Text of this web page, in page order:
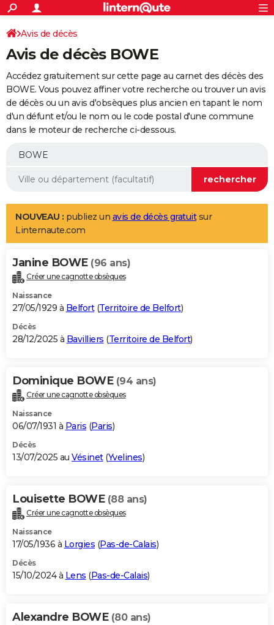
ACTUALITÉS
Politique
Société
Faits Divers
Education
Monde
Villes
+
SPORT
Coupe du monde 2026
Football
Tennis
Cyclisme
Rugby
Forum
Programme TV
TNT
Streaming
Cinéma
Sorties cinéma
Musique
+
FINANCE
Retraite
Impôts
Epargne
Immobilier
Risques naturels par ville
Banque
Assurance
Crédit
AUTO
Essais
Réserver un essai
Citadines
Berlines
SUV
Forum auto
+
Mobiles
Meilleur smartphone
Internet
Ordinateurs
Jeux vidéo
Guide high-tech
Aménagement intérieur
LIFESTYLE
Art de vivre
Bien-être
Loisirs
Mode
Modes de vie
Alimentation
Guide de la santé
Maladies
Médicaments
Sommeil
VOYAGE
Destinations
City break
Voyage nature
Voyage de noces
Forum
Climat
+PHOTO
GUIDES D'ACHAT
BONS PLANS
Carte de Noël
Carte Bonne année
Carte Saint-Valentin
Carte Pâques
Carte d'anniversaire
DICTIONNAIRE
Dictionnaire
Biographies
Citations
Expressions
Proverbes
PROGRAMME TV
S'inscrire
Se connecter
Lycées
Collèges
Primaires
Universités
Entreprises
Service militaire
Avis de recherche
AVIS DE DÉCÈS
Bricolage
Lifestyle
Culture
Sport
Auto
Television
Voyage
Cinema
Avis de décès
Avis de décès BOWE
Accédez gratuitement sur cette page au carnet des décès des
BOWE. Vous pouvez affiner votre recherche ou trouver un avis
de décès ou un avis d'obsèques plus ancien en tapant le nom
d'un défunt et/ou le nom ou le code postal d'une commune
dans le moteur de recherche ci-dessous.
NOUVEAU : publiez un avis de décès gratuitsur
Linternaute.com
Janine BOWE (96 ans)
Créer une cagnotte obsèques
Naissance
27/05/1929 à Belfort(Territoire de Belfort)
Décès
28/12/2025 à Bavilliers (Territoire de Belfort)
Dominique BOWE (94 ans)
Créer une cagnotte obsèques
Naissance
06/07/1931 à Paris (Paris)
Décès
13/07/2025 au Vésinet(Yvelines)
Louisette BOWE (88 ans)
Créer une cagnotte obsèques
Naissance
17/05/1936 à Lorgies (Pas-de-Calais)
Décès
15/10/2024 à Lens (Pas-de-Calais)
Alexandre BOWE (80 ans)